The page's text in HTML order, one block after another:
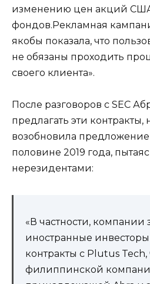
изменению цен акций
фондов.Рекламная
якобы показала, что
не обязаны проходить
своего клиента».
После разговоров с SEC
предлагать эти контракты,
возобновила предложение
половине 2019 года,
нерезидентами:
«В частности, компании
иностранные инвесторы
контракты с Plutus Tech,
филиппинской